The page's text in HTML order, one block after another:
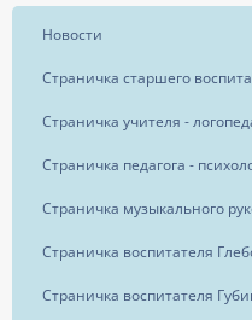
Новости
Страничка старшего
Страничка учителя -
Страничка педагога -
Страничка музыкального
Страничка воспитателя
Страничка воспитателя